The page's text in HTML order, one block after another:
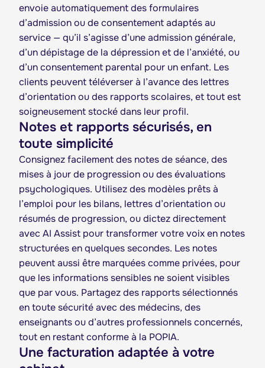
envoie automatiquement des formulaires
d’admission ou de consentement adaptés au
service — qu’il s’agisse d’une admission générale,
d’un dépistage de la dépression et de l’anxiété, ou
d’un consentement parental pour un enfant. Les
clients peuvent téléverser à l’avance des lettres
d’orientation ou des rapports scolaires, et tout est
soigneusement stocké dans leur profil.
Notes et rapports sécurisés, en
toute simplicité
Consignez facilement des notes de séance, des
mises à jour de progression ou des évaluations
psychologiques. Utilisez des modèles prêts à
l’emploi pour les bilans, lettres d’orientation ou
résumés de progression, ou dictez directement
avec AI Assist pour transformer votre voix en notes
structurées en quelques secondes. Les notes
peuvent aussi être marquées comme privées, pour
que les informations sensibles ne soient visibles
que par vous. Partagez des rapports sélectionnés
en toute sécurité avec des médecins, des
enseignants ou d’autres professionnels concernés,
tout en restant conforme à la POPIA.
Une facturation adaptée à votre